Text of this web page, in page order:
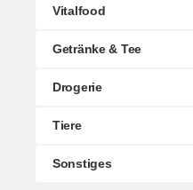
Vitalfood
Getränke & Tee
Drogerie
Tiere
Sonstiges